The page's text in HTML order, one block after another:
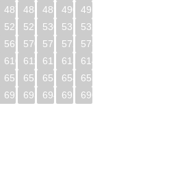
487 488 489 490
491
528 529 530 531
532
569 570 571 572
573
610 611 612 613
614
651 652 653 654
655
692 693 694 695
696